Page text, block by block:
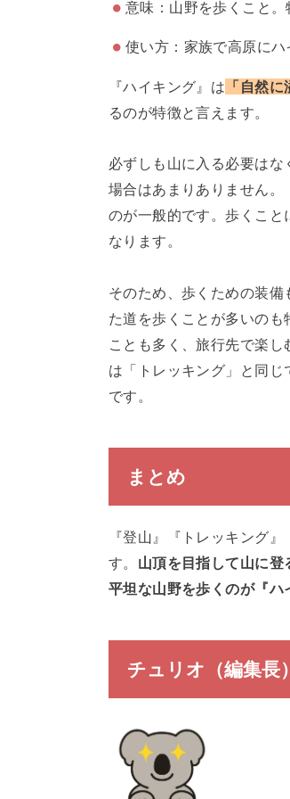
意味：山野を歩くこと。
使い方：家族で高原にハ
『ハイキング』は 「自然
るのが特徴と言えます。
必ずしも山に入る必要はな
場合はあまりありません。
のが一般的です。歩くこと
なります。
そのため、歩くための装
た道を歩くことが多いの
ことも多く、旅行先で楽
は「トレッキング」と同
です。
まとめ
『登山』『トレッキング
す。 山頂を目指して山に登
平坦な山野を歩くのが『ハ
チュリオ（編集長）